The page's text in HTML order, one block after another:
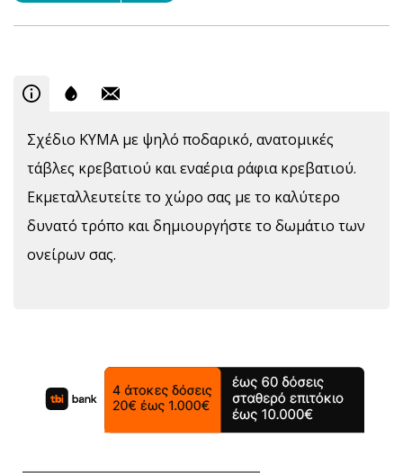
Σχέδιο ΚΥΜΑ με ψηλό ποδαρικό, ανατομικές
τάβλες κρεβατιού και εναέρια ράφια κρεβατιού.
Εκμεταλλευτείτε το χώρο σας με το καλύτερο
δυνατό τρόπο και δημιουργήστε το δωμάτιο των
ονείρων σας.